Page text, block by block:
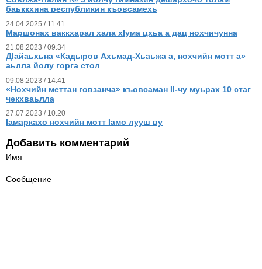
баьккхина республикин къовсамехь
24.04.2025 / 11.41
Маршонах ваккхарал хала хIума цхьа а дац нохчичунна
21.08.2023 / 09.34
ДӀайаьхьна «Кадыров Ахьмад-Хьаьжа а, нохчийн мотт а»
аьлла йолу горга стол
09.08.2023 / 14.41
«Нохчийн меттан говзанча» къовсаман II-чу муьрах 10 стаг
чекхваьлла
27.07.2023 / 10.20
Iамаркахо нохчийн мотт Iамо лууш ву
Добавить комментарий
Имя
Сообщение